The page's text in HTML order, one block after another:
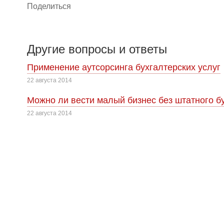
Поделиться
Другие вопросы и ответы
Применение аутсорсинга бухгалтерских услуг
22 августа 2014
Можно ли вести малый бизнес без штатного
22 августа 2014